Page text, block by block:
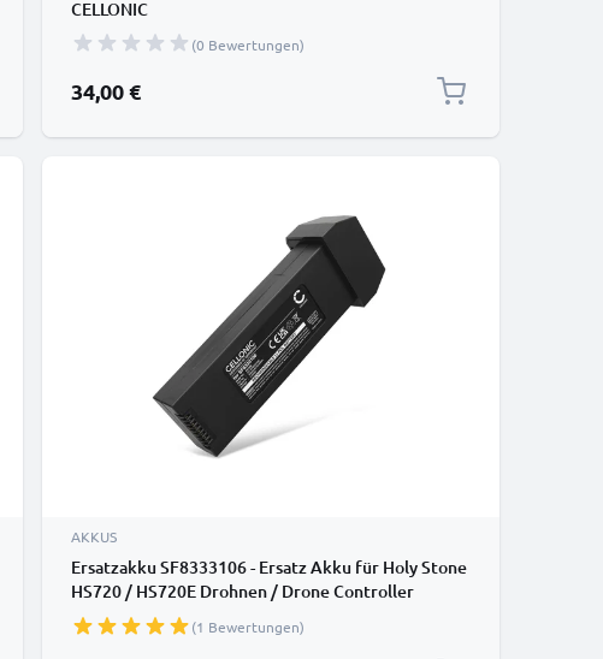
CELLONIC
(0 Bewertungen)
34,00 €
AKKUS
Ersatzakku SF8333106 - Ersatz Akku für Holy Stone
HS720 / HS720E Drohnen / Drone Controller
Zusatzakku - 4300mAh Batterie
(1 Bewertungen)